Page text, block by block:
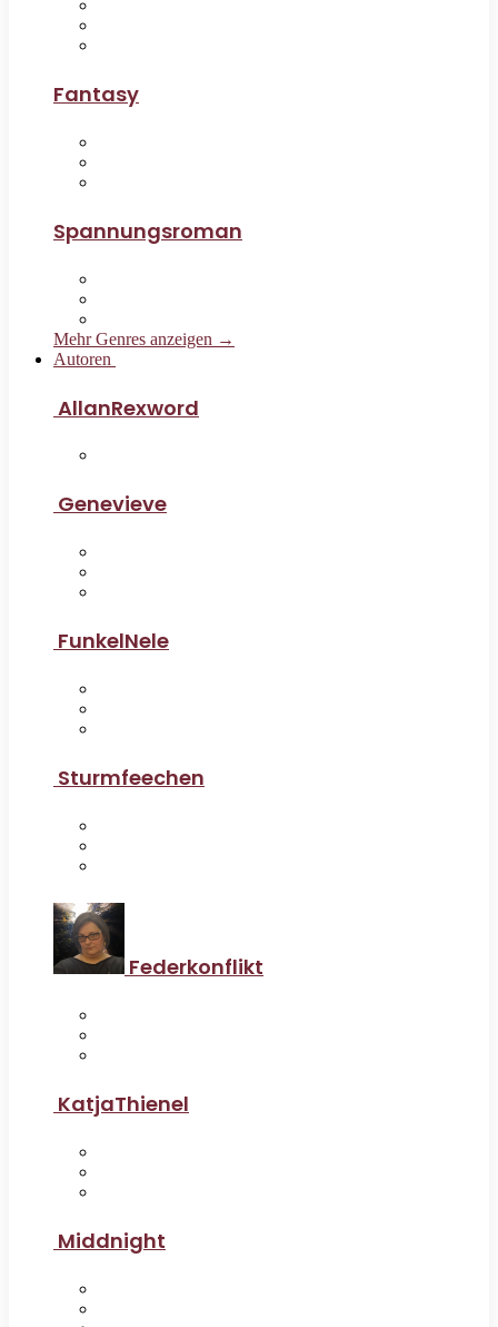
Fantasy
Spannungsroman
Mehr Genres anzeigen →
Autoren
AllanRexword
Genevieve
FunkelNele
Sturmfeechen
Federkonflikt
KatjaThienel
Middnight